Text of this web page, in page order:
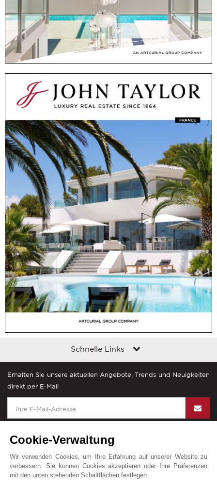
Schnelle Links
Erhalten Sie unsere aktuellen Angebote, Trends und Neuigkeiten
direkt per E-Mail
John Taylor in der Welt
Impressum Sitemap Kontakt
Cookie-Verwaltung
Wir verwenden Cookies, um Ihre Erfahrung auf unserer Website zu
verbessern. Sie können Cookies akzeptieren oder Ihre Präferenzen
mit den unten stehenden Schaltflächen festlegen.